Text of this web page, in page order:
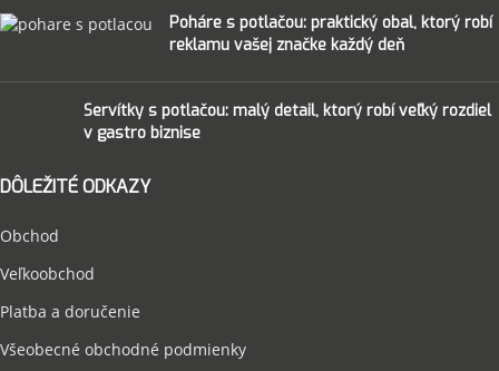
Poháre s potlačou: praktický obal, ktorý robí
reklamu vašej značke každý deň
Servítky s potlačou: malý detail, ktorý robí veľký rozdiel
v gastro biznise
DÔLEŽITÉ ODKAZY
Obchod
Veľkoobchod
Platba a doručenie
Všeobecné obchodné podmienky